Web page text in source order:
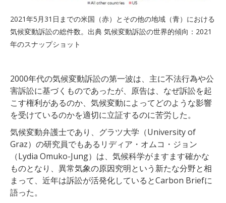
2021年5月31日までの米国（赤）とその他の地域（青）における
気候変動訴訟の総件数。出典 気候変動訴訟の世界的傾向：2021
年のスナップショット
2000年代の気候変動訴訟の第一波は、主に不法行為や公
害訴訟に基づくものであったが、原告は、なぜ訴訟を起
こす権利があるのか、気候変動によってどのような影響
を受けているのかを適切に立証するのに苦労した。
気候変動弁護士であり、グラツ大学（University of
Graz）の研究員でもあるリディア・オムコ・ジョン
（Lydia Omuko-Jung）は、気候科学がますます確かな
ものとなり、異常気象の原因究明という新たな分野と相
まって、近年は訴訟が活発化しているとCarbon Briefに
語った。